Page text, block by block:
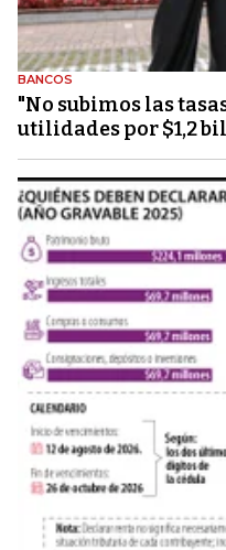
BANCOS
"No subimos las
utilidades por $1,2